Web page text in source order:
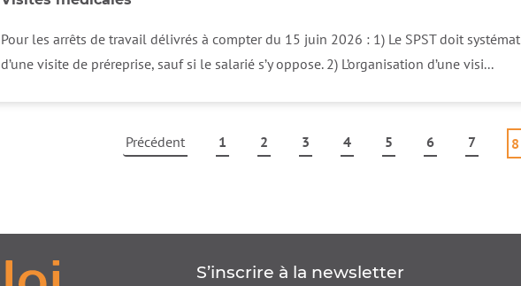
Pour les arrêts de travail délivrés à compter du 15 juin 2026 : 1) Le SPST doit
d’une visite de préreprise, sauf si le salarié s’y oppose. 2) L’organisation d’une visi...
Précédent 1 2 3 4 5 6 7 8
S’inscrire à la newsletter